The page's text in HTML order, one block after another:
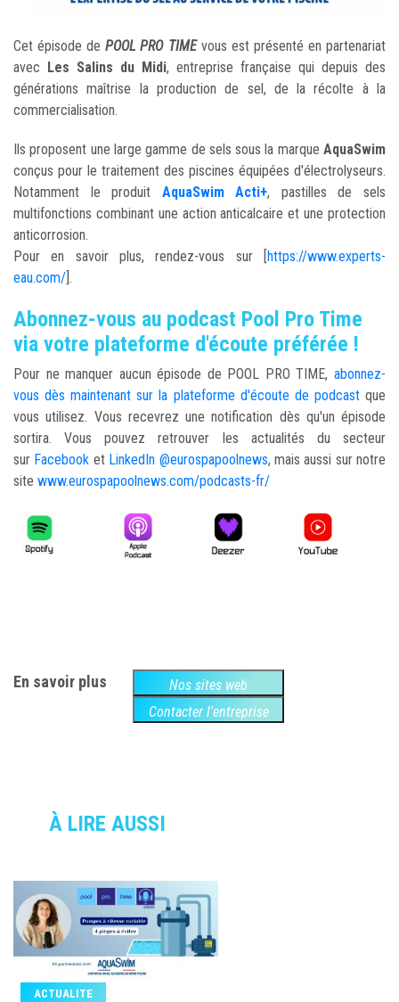
Cet épisode dePOOL PRO TIMEvous est présenté en partenariat
avec Les Salins du Midi, entreprise française qui depuis des
générations maîtrise la production de sel, de la récolte à la
commercialisation.
Ils proposent une large gamme de sels sous la marque AquaSwim
conçus pour le traitement des piscines équipées d'électrolyseurs.
Notamment le produit AquaSwim Acti+, pastilles de sels
multifonctions combinant une action anticalcaire et une protection
anticorrosion.
Pour en savoir plus, rendez-vous sur [https://www.experts-
eau.com/].
Abonnez-vous au podcast Pool Pro Time
via votre plateforme d'écoute préférée !
Pour ne manquer aucun épisode de POOL PRO TIME, abonnez-
vous dès maintenant sur la plateforme d'écoute de podcastque
vous utilisez. Vous recevrez une notification dès qu'un épisode
sortira. Vous pouvez retrouver les actualités du secteur
sur Facebook et LinkedIn @eurospapoolnews, mais aussi sur notre
site www.eurospapoolnews.com/podcasts-fr/
En savoir plus
Nos sites web
Contacter l'entreprise
À LIRE AUSSI
ACTUALITE